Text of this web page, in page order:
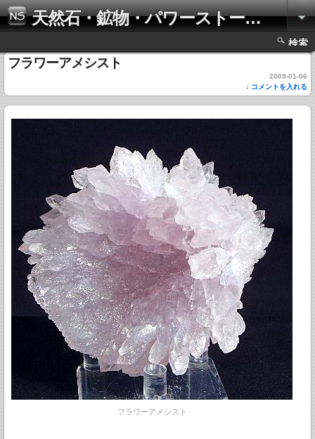
天然石・鉱物・パワーストーンの写真集
検索
フラワーアメシスト
2009-01-06
↓ コメントを入れる
フラワーアメシスト